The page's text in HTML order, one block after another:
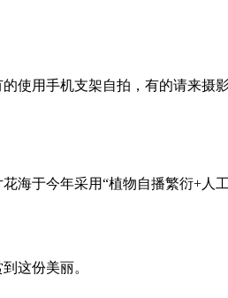
使用手机支架自拍，有的请来摄影
于今年采用“植物自播繁衍+人
这份美丽。